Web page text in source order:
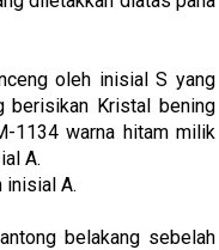
oleh inisial S yang
berisikan Kristal bening
1134 warna hitam milik
A.
inisial A.
belakang sebelah